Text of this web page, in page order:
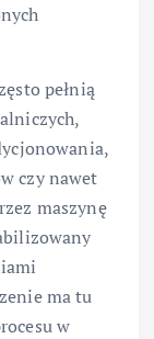
pełnią
czy nawet
maszynę
ma tu
w